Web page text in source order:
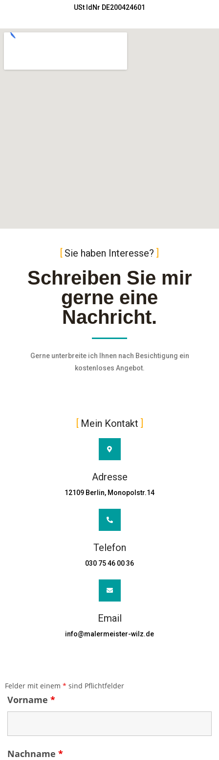
USt IdNr DE200424601
Sie haben Interesse?
Schreiben Sie mir
gerne eine
Nachricht.
Gerne unterbreite ich Ihnen nach Besichtigung ein
kostenloses Angebot.
Mein Kontakt
Adresse
12109 Berlin, Monopolstr.14
Telefon
030 75 46 00 36
Email
info@malermeister-wilz.de
Felder mit einem * sind Pflichtfelder
Vorname *
Nachname *